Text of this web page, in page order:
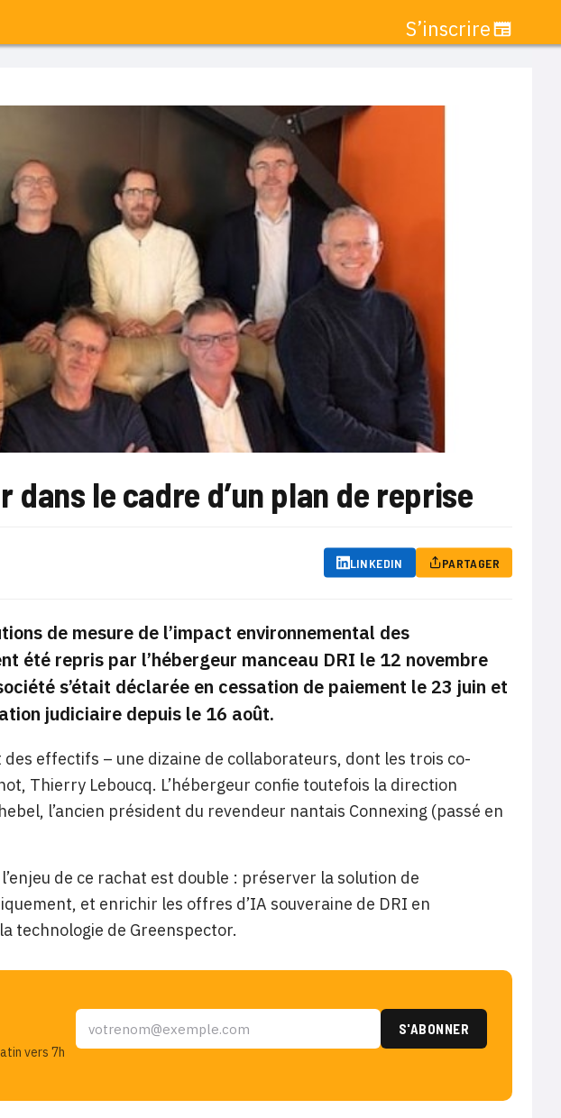
S’inscrire
dans le cadre d’un plan de reprise
LINKEDIN PARTAGER
de mesure de l’impact environnemental des
été repris par l’hébergeur manceau DRI le 12 novembre
s’était déclarée en cessation de paiement le 23 juin et
judiciaire depuis le 16 août.
effectifs – une dizaine de collaborateurs, dont les trois co-
Thierry Leboucq. L’hébergeur confie toutefois la direction
l’ancien président du revendeur nantais Connexing (passé en
de ce rachat est double : préserver la solution de
et enrichir les offres d’IA souveraine de DRI en
technologie de Greenspector.
vers 7h